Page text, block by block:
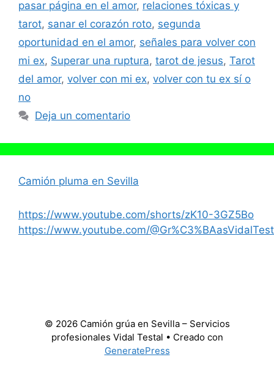
pasar página en el amor, relaciones tóxicas y
tarot, sanar el corazón roto, segunda
oportunidad en el amor, señales para volver con
mi ex, Superar una ruptura, tarot de jesus, Tarot
del amor, volver con mi ex, volver con tu ex sí o
no
Deja un comentario
Camión pluma en Sevilla
https://www.youtube.com/shorts/zK10-3GZ5Bo
https://www.youtube.com/
© 2026 Camión grúa en Sevilla – Servicios
profesionales Vidal Testal • Creado con
GeneratePress